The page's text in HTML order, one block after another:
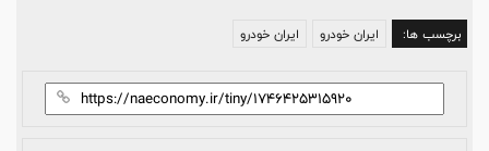
برچسب ها: ​ایران خودرو ایران خودرو